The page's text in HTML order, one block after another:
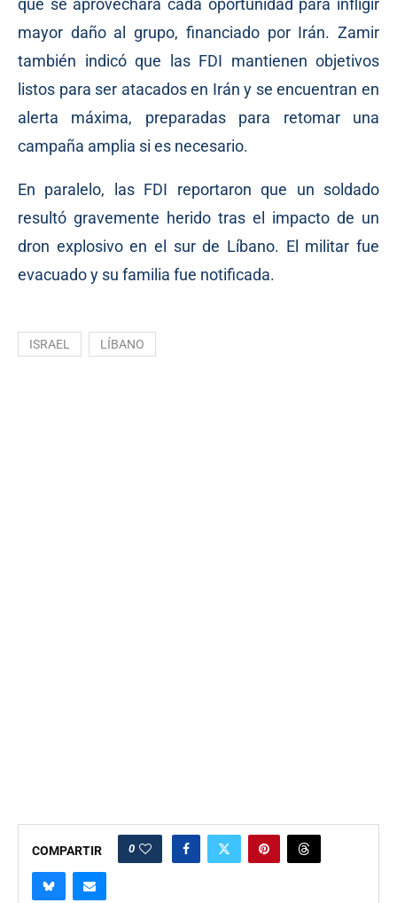
que se aprovechará cada oportunidad para infligir
mayor daño al grupo, financiado por Irán. Zamir
también indicó que las FDI mantienen objetivos
listos para ser atacados en Irán y se encuentran en
alerta máxima, preparadas para retomar una
campaña amplia si es necesario.
En paralelo, las FDI reportaron que un soldado
resultó gravemente herido tras el impacto de un
dron explosivo en el sur de Líbano. El militar fue
evacuado y su familia fue notificada.
ISRAEL LÍBANO
COMPARTIR 0